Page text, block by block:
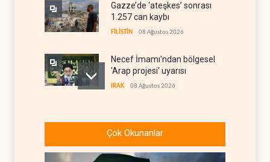
Gazze’de ‘ateşkes’ sonrası
1.257 can kaybı
FİLİSTİN 08 Ağustos 2026
Necef İmamı'ndan bölgesel
'Arap projesi' uyarısı
IRAK 08 Ağustos 2026
da yetmedi: Hürmüz’de
gemi vuruldu
Çok Okunanlar